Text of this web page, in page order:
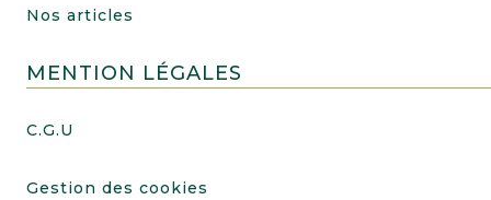
Nos articles
MENTION LÉGALES
C.G.U
Gestion des cookies